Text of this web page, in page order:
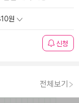
원
신청
전체보기